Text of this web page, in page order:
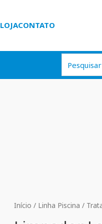
LOJACONTATO
Início / Linha Piscina /